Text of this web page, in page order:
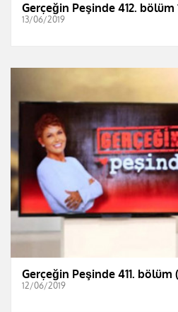
Gerçeğin Peşinde 412. bölüm
13/06/2019
Gerçeğin Peşinde 411. bölüm
12/06/2019